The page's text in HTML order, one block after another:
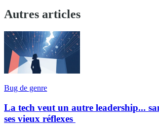
Autres articles
Bug de genre
La tech veut un autre leadership...
ses vieux réflexes